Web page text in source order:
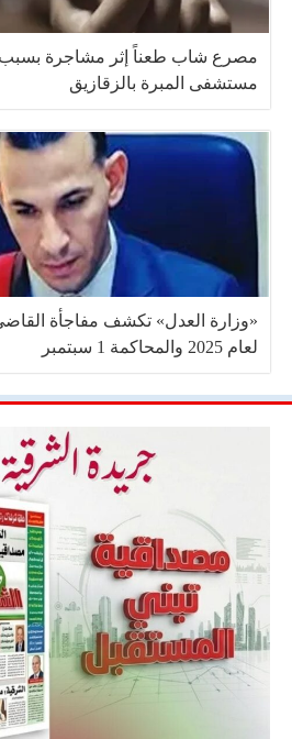
مصرع شاب طعناً إثر مشاجرة بسبب
مستشفى المبرة بالزقازيق
«وزارة العدل» تكشف مفاجأة
لعام 2025 والمحاكمة 1 سبتمبر